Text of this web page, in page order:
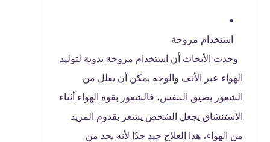
استخدام مروحة
وجدت الأبحاث أن استخدام مروحة يدوية لتوليد
الهواء عبر الأنف والوجه يمكن أن يقلل من
الشعور بضيق التنفس، فالشعور بقوة الهواء أثناء
الاستنشاق يجعل الشخص يشعر بقدوم المزيد
من الهواء، هذا العلاج جيد جدًا لأنه يحد من